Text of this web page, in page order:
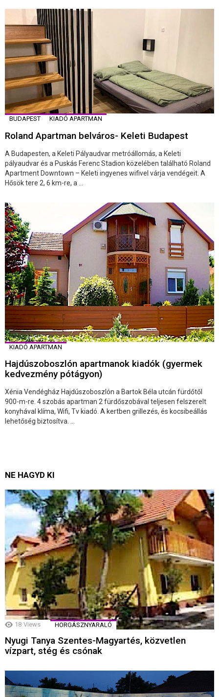
BUDAPEST KIADÓ APARTMAN
Roland Apartman belváros- Keleti Budapest
A Budapesten, a Keleti Pályaudvar metróállomás, a Keleti
pályaudvar és a Puskás Ferenc Stadion közelében található Roland
Apartment Downtown – Keleti ingyenes wifivel várja vendégeit. A
Hősök tere 2, 6 km-re, a ...
KIADÓ APARTMAN
Hajdúszoboszlón apartmanok kiadók (gyermek
kedvezmény pótágyon)
Xénia Vendégház Hajdúszoboszlón a Bartok Béla utcán fürdőtől
900-m-re. 4 szobás apartman 2 fürdőszobával teljesen felszerelt
konyhával klíma, Wifi, Tv kiadó. A kertben grillezés, és kocsibeállás
lehetőség biztosítva. ...
NE HAGYD KI
18 Views HORGÁSZNYARALÓ
Nyugi Tanya Szentes-Magyartés, közvetlen
vízpart, stég és csónak